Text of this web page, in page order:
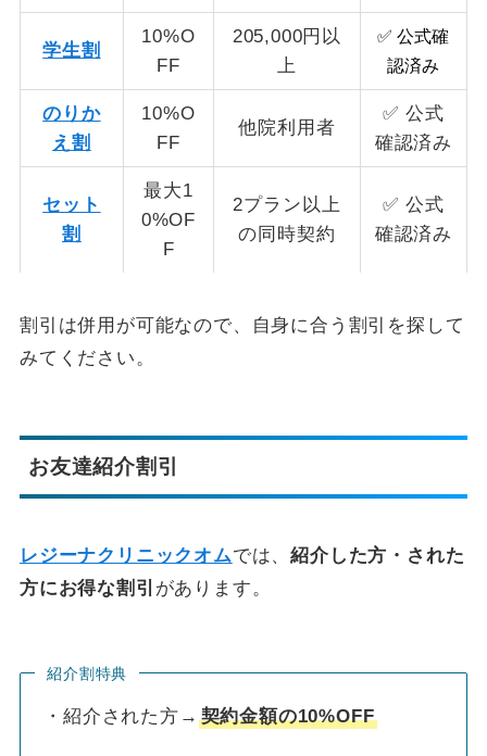
学生割
10%O
FF
205,000円以
上
✅ 公式確
認済み
のりか
え割
10%O
FF
他院利用者
✅ 公式
確認済み
セット
割
最大1
0%OF
F
2プラン以上
の同時契約
✅ 公式
確認済み
割引は併用が可能なので、自身に合う割引を探して
みてください。
お友達紹介割引
レジーナクリニックオムでは、紹介した方・された
方にお得な割引 があります。
紹介割特典
・紹介された方→ 契約金額の10%OFF